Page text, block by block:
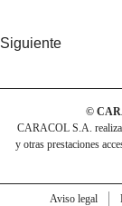
Siguiente
©
CARACOL S.A. realiza
y otras prestaciones
Aviso legal